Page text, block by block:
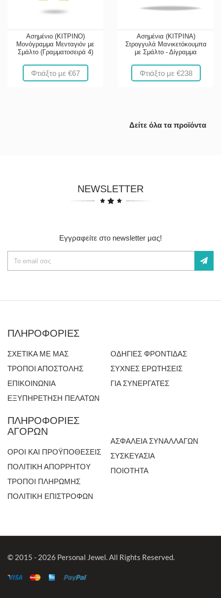
Ασημένιο (ΚΙΤΡΙΝΟ)
Μονόγραμμα Μενταγιόν με
Σμάλτο (Γραμματοσειρά 4)
Φτιάξτο με €67
Ασημένια (ΚΙΤΡΙΝΑ)
Στρογγυλά Μανικετόκουμπα
με Σμάλτο - Δίγραμμα
Φτιάξτο με €238
Δείτε όλα τα προϊόντα
NEWSLETTER
Εγγραφείτε στο newsletter μας!
ΠΛΗΡΟΦΟΡΙΕΣ
ΣΧΕΤΙΚΑ ΜΕ ΜΑΣ
ΤΡΟΠΟΙ ΑΠΟΣΤΟΛΗΣ
ΕΠΙΚΟΙΝΩΝΙΑ
ΕΞΥΠΗΡΕΤΗΣΗ ΠΕΛΑΤΩΝ
ΟΔΗΓΙΕΣ ΦΡΟΝΤΙΔΑΣ
ΣΥΧΝΕΣ ΕΡΩΤΗΣΕΙΣ
ΓΙΑ ΣΥΝΕΡΓΑΤΕΣ
ΠΛΗΡΟΦΟΡΙΕΣ
ΑΓΟΡΩΝ
ΟΡΟΙ ΚΑΙ ΠΡΟΫΠΟΘΕΣΕΙΣ
ΠΟΛΙΤΙΚΗ ΑΠΟΡΡΗΤΟΥ
ΤΡΟΠΟΙ ΠΛΗΡΩΜΗΣ
ΠΟΛΙΤΙΚΗ ΕΠΙΣΤΡΟΦΩΝ
ΑΣΦΑΛΕΙΑ ΣΥΝΑΛΛΑΓΩΝ
ΣΥΣΚΕΥΑΣΙΑ
ΠΟΙΟΤΗΤΑ
© 2015 - 2026 Personal Jewel. All Rights Reserved.